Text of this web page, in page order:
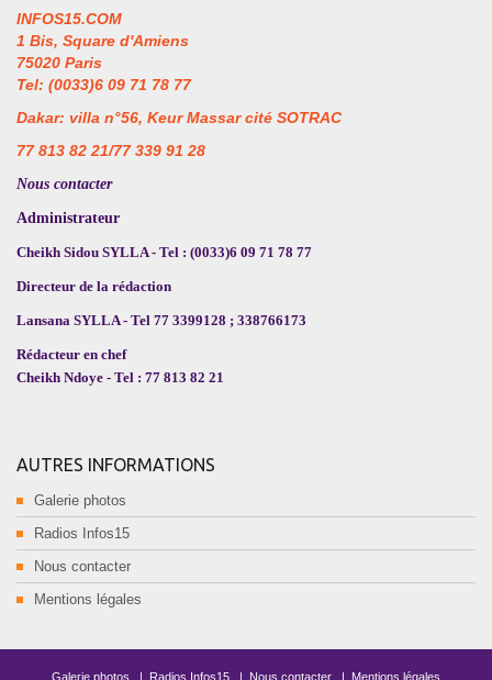
INFOS15.COM
1 Bis, Square d'Amiens
75020 Paris
Tel: (0033)6 09 71 78 77
Dakar: villa n°56, Keur Massar cité SOTRAC
77 813 82 21/77 339 91 28
Nous contacter
Administrateur
Cheikh Sidou SYLLA - Tel : (0033)6 09 71 78 77
Directeur de la rédaction
Lansana SYLLA - Tel 77 3399128 ; 338766173
Rédacteur en chef
Cheikh Ndoye - Tel : 77 813 82 21
AUTRES INFORMATIONS
Galerie photos
Radios Infos15
Nous contacter
Mentions légales
Galerie photos Radios Infos15 Nous contacter Mentions légales